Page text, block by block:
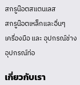
สกรูน๊อตสแตนเลส
สกรูน๊อตเหล็กและอื่นๆ
เครื่องมือ และ อุปกรณ์ช่าง
อุปกรณ์ท่อ
เกี่ยวกับเรา